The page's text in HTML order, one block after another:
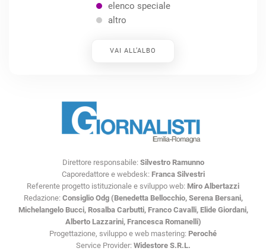
elenco speciale
altro
VAI ALL’ALBO
Direttore responsabile: Silvestro Ramunno
Caporedattore e webdesk: Franca Silvestri
Referente progetto istituzionale e sviluppo web: Miro Albertazzi
Redazione: Consiglio Odg (Benedetta Bellocchio, Serena Bersani,
Michelangelo Bucci, Rosalba Carbutti, Franco Cavalli, Elide Giordani,
Alberto Lazzarini, Francesca Romanelli)
Progettazione, sviluppo e web mastering: Peroché
Service Provider: Widestore S.R.L.